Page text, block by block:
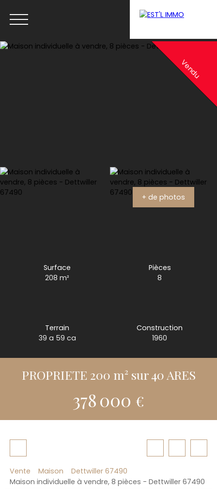
Vendu
+ de photos
Surface
208m²
Pièces
8
Terrain
39 a 59 ca
Construction
1960
PROPRIETE 200 m² sur 40 ARES
378 000 €
Vente Maison
Dettwiller 67490
Maison individuelle à vendre, 8 pièces - Dettwiller 67490